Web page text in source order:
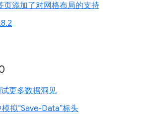
页添加了对网格布局的支持
更多数据洞见
模拟“Save-Data”标头